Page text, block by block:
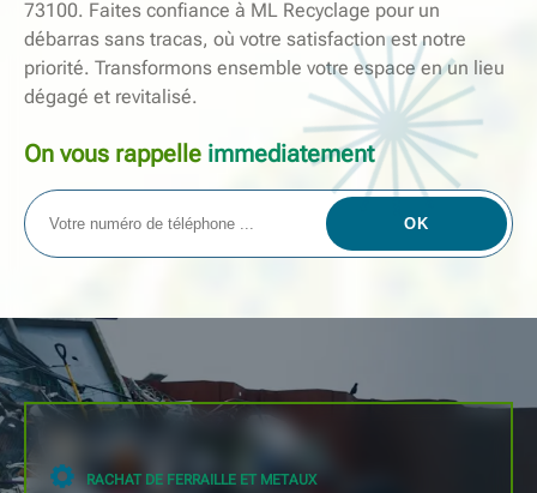
73100. Faites confiance à ML Recyclage pour un
débarras sans tracas, où votre satisfaction est notre
priorité. Transformons ensemble votre espace en un lieu
dégagé et revitalisé.
On vous rappelle immediatement
RACHAT DE FERRAILLE ET METAUX